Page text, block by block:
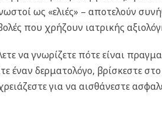
ως «ελιές» – αποτελούν
που χρήζουν ιατρικής
να γνωρίζετε πότε είναι
έναν δερματολόγο, βρίσκεστε
για να αισθάνεστε